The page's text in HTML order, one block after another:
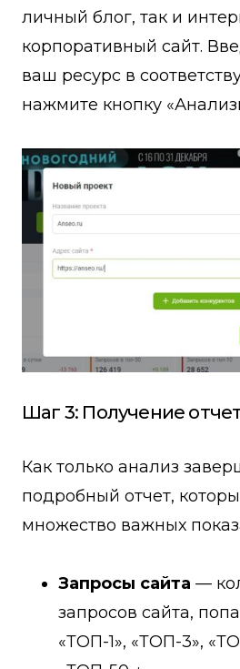
личный блог, так и
корпоративный сайт.
ваш ресурс в
нажмите кнопку
Шаг 3: Получение
Как только анализ
подробный отчет,
множество важных
Запросы сайта —
запросов сайта,
«ТОП-1», «ТОП-3»,